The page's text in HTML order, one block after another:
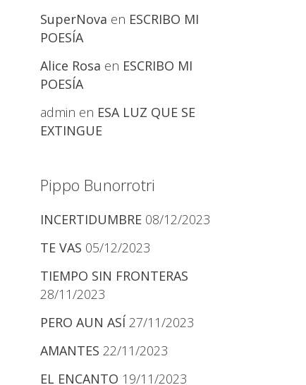
SuperNova en ESCRIBO MI
POESÍA
Alice Rosa en ESCRIBO MI
POESÍA
admin en ESA LUZ QUE SE
EXTINGUE
Pippo Bunorrotri
INCERTIDUMBRE 08/12/2023
TE VAS 05/12/2023
TIEMPO SIN FRONTERAS
28/11/2023
PERO AUN ASÍ 27/11/2023
AMANTES 22/11/2023
EL ENCANTO 19/11/2023